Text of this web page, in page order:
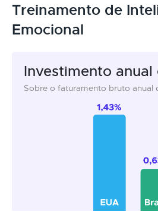
Treinamento de
Emocional
Investimento anual
Sobre o faturamento bruto anual